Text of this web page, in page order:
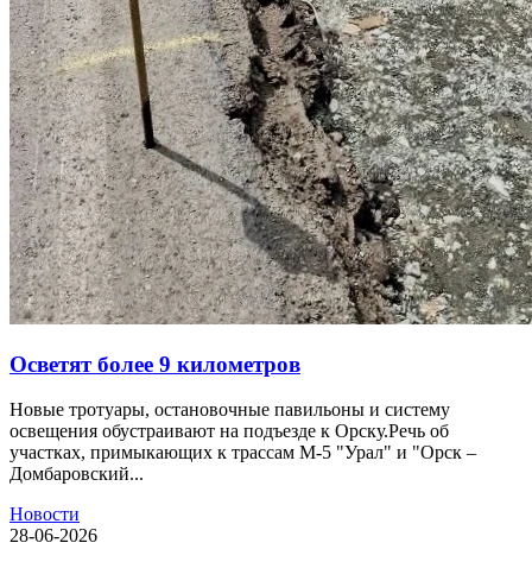
Осветят более 9 километров
Новые тротуары, остановочные павильоны и систему
освещения обустраивают на подъезде к Орску.Речь об
участках, примыкающих к трассам М-5 "Урал" и "Орск –
Домбаровский...
Новости
28-06-2026